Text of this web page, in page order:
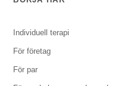
Individuell terapi
För företag
För par